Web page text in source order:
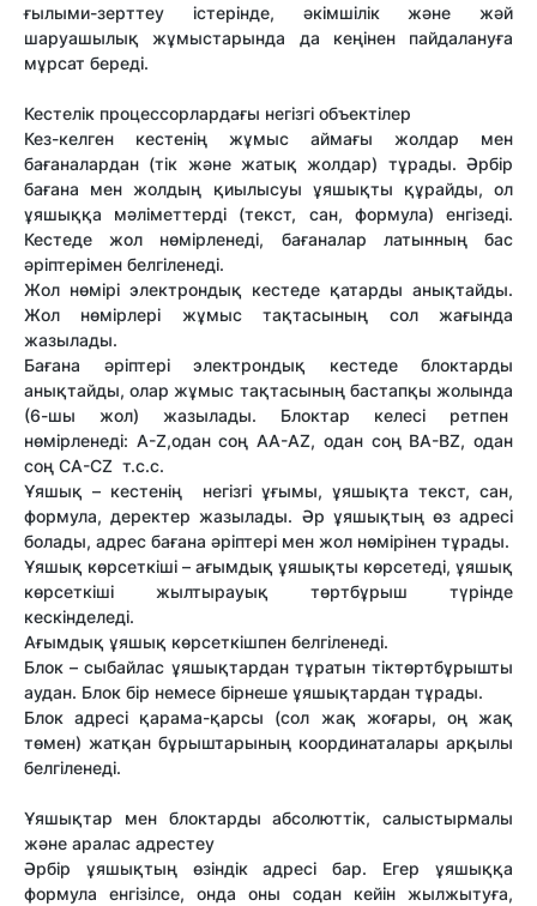
ғылыми-зерттеу істерінде, әкімшілік және жәй
шаруашылық жұмыстарында да кеңінен пайдалануға
мұрсат береді.
Кестелік процессорлардағы негізгі объектілер
Кез-келген кестенің жұмыс аймағы жолдар мен
бағаналардан (тік және жатық жолдар) тұрады. Әрбір
бағана мен жолдың қиылысуы ұяшықты құрайды, ол
ұяшыққа мәліметтерді (текст, сан, формула) енгізеді.
Кестеде жол нөмірленеді, бағаналар латынның бас
әріптерімен белгіленеді.
Жол нөмірі электрондық кестеде қатарды анықтайды.
Жол нөмірлері жұмыс тақтасының сол жағында
жазылады.
Бағана әріптері электрондық кестеде блоктарды
анықтайды, олар жұмыс тақтасының бастапқы жолында
(6-шы жол) жазылады. Блоктар келесі ретпен
нөмірленеді: A-Z,одан соң AA-AZ, одан соң BA-BZ, одан
соң CA-CZ т.с.с.
Ұяшық – кестенің негізгі ұғымы, ұяшықта текст, сан,
формула, деректер жазылады. Әр ұяшықтың өз адресі
болады, адрес бағана әріптері мен жол нөмірінен тұрады.
Ұяшық көрсеткіші – ағымдық ұяшықты көрсетеді, ұяшық
көрсеткіші жылтырауық төртбұрыш түрінде
кескінделеді.
Ағымдық ұяшық көрсеткішпен белгіленеді.
Блок – сыбайлас ұяшықтардан тұратын тіктөртбұрышты
аудан. Блок бір немесе бірнеше ұяшықтардан тұрады.
Блок адресі қарама-қарсы (сол жақ жоғары, оң жақ
төмен) жатқан бұрыштарының координаталары арқылы
белгіленеді.
Ұяшықтар мен блоктарды абсолюттік, салыстырмалы
және аралас адрестеу
Әрбір ұяшықтың өзіндік адресі бар. Егер ұяшыққа
формула енгізілсе, онда оны содан кейін жылжытуға,